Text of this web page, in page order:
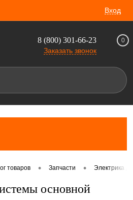
Вход
8 (800) 301-66-23
Заказать звонок
0
товаров • Запчасти • Электрика
основной